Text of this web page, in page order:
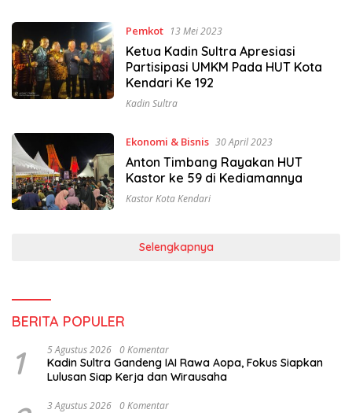
Pemkot 13 Mei 2023
Ketua Kadin Sultra Apresiasi
Partisipasi UMKM Pada HUT Kota
Kendari Ke 192
Kadin Sultra
Ekonomi & Bisnis 30 April 2023
Anton Timbang Rayakan HUT
Kastor ke 59 di Kediamannya
Kastor Kota Kendari
Selengkapnya
BERITA POPULER
1 5 Agustus 2026 0 Komentar
Kadin Sultra Gandeng IAI Rawa Aopa, Fokus Siapkan
Lulusan Siap Kerja dan Wirausaha
3 Agustus 2026 0 Komentar